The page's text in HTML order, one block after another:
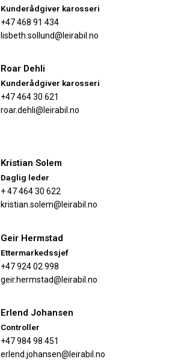
Kunderådgiver​ karosseri
+47 468 91 434
lisbeth.sollund@leirabil.no
Roar Dehli
Kunderådgiver​ karosseri
+47 464 30 621
roar.dehli@leirabil.no
Kristian Solem
Daglig leder
+ 47 464 30 622
kristian.solem@leirabil.no
Geir Hermstad
Ettermarkedssjef
+47 924 02 998
geir.hermstad@leirabil.no
Erlend Johansen
Controller
+47 984 98 451
erlend.johansen@leirabil.no